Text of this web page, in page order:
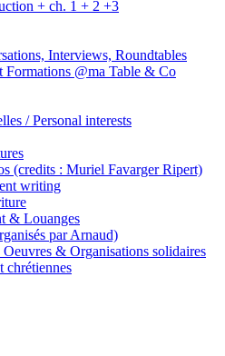
+ ch. 1 + 2 +3
Interviews, Roundtables
Formations @ma Table & Co
/ Personal interests
(credits : Muriel Favarger Ripert)
writing
& Louanges
par Arnaud)
& Organisations solidaires
chrétiennes